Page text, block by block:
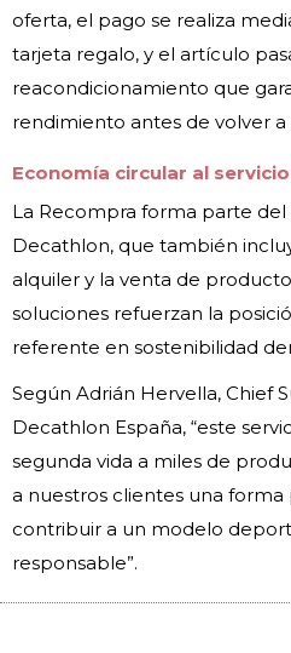
oferta, el pago se realiza
tarjeta regalo, y el artículo
reacondicionamiento que
rendimiento antes de volver a
Economía circular al
La Recompra forma parte
Decathlon, que también
alquiler y la venta de
soluciones refuerzan la
referente en sostenibilidad
Según Adrián Hervella, Chief
Decathlon España, “este
segunda vida a miles de
a nuestros clientes una
contribuir a un modelo
responsable”.